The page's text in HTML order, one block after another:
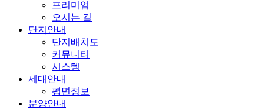
프리미엄
오시는 길
단지안내
단지배치도
커뮤니티
시스템
세대안내
평면정보
분양안내